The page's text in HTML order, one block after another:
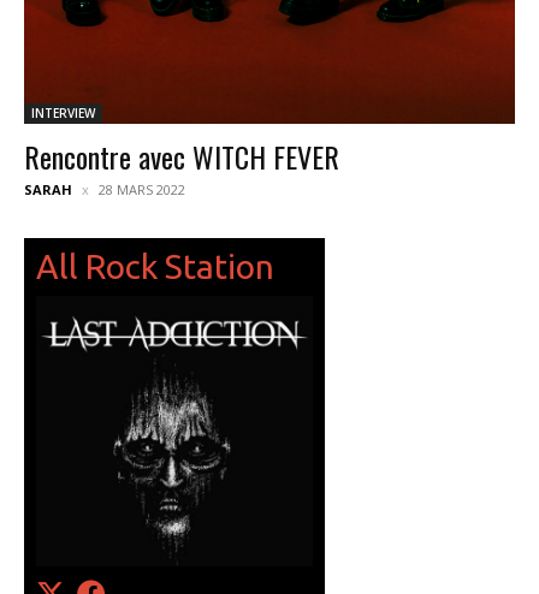
INTERVIEW
Rencontre avec WITCH FEVER
SARAH 28 MARS 2022